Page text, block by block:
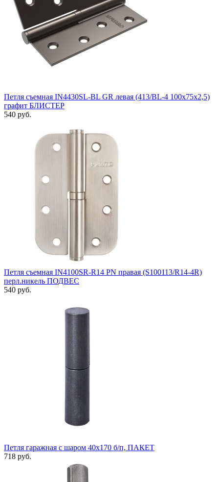
Петля съемная IN4430SL-BL GR левая (413/BL-4 100x75x2,5)
графит БЛИСТЕР
540 руб.
Петля съемная IN4100SR-R14 PN правая (S100113/R14-4R)
перл.никель ПОДВЕС
540 руб.
Петля гаражная с шаром 40х170 б/п, ПАКЕТ
718 руб.